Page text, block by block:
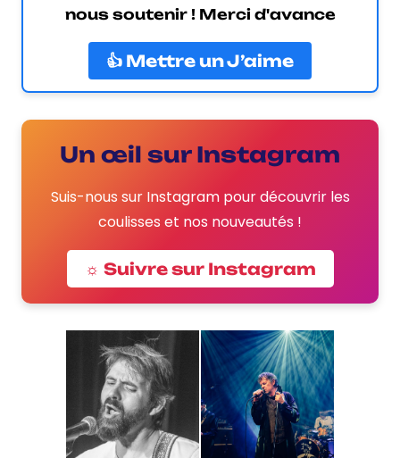
nous soutenir ! Merci d'avance
👍 Mettre un J’aime
Un œil sur Instagram
Suis-nous sur Instagram pour découvrir les
coulisses et nos nouveautés !
☼ Suivre sur Instagram